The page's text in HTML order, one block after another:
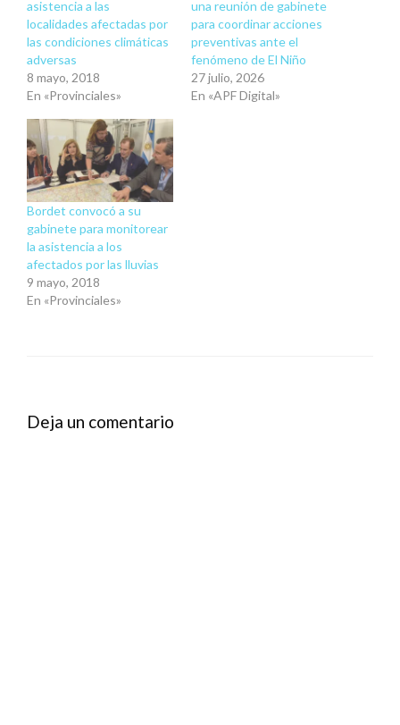
asistencia a las
localidades afectadas por
las condiciones climáticas
adversas
8 mayo, 2018
En «Provinciales»
una reunión de gabinete
para coordinar acciones
preventivas ante el
fenómeno de El Niño
27 julio, 2026
En «APF Digital»
Bordet convocó a su
gabinete para monitorear
la asistencia a los
afectados por las lluvias
9 mayo, 2018
En «Provinciales»
Deja un comentario